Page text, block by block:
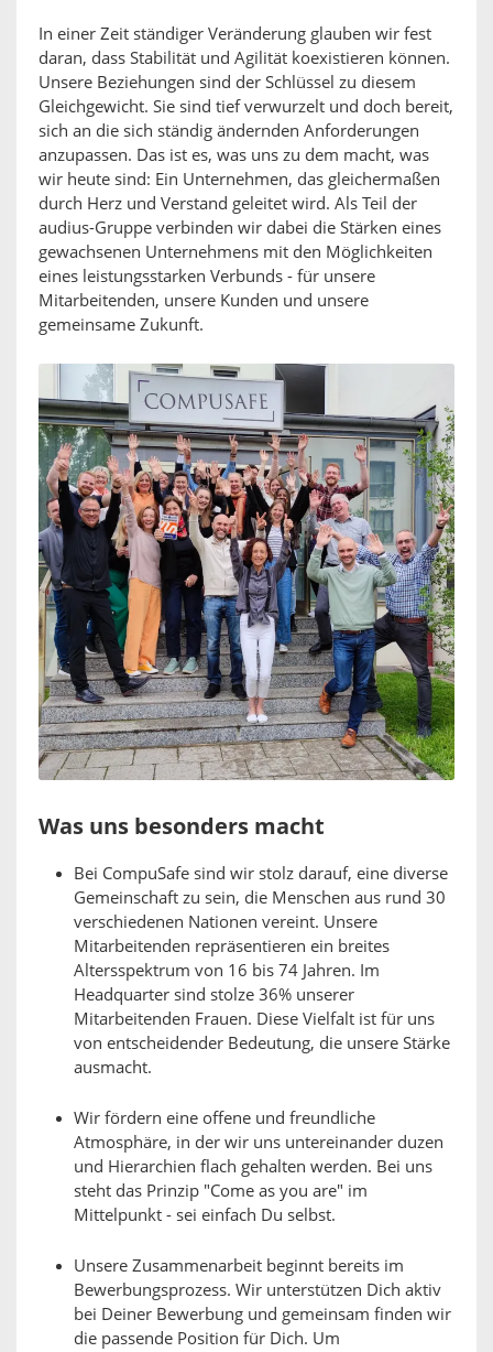
In einer Zeit ständiger Veränderung glauben wir fest
daran, dass Stabilität und Agilität koexistieren können.
Unsere Beziehungen sind der Schlüssel zu diesem
Gleichgewicht. Sie sind tief verwurzelt und doch bereit,
sich an die sich ständig ändernden Anforderungen
anzupassen. Das ist es, was uns zu dem macht, was
wir heute sind: Ein Unternehmen, das gleichermaßen
durch Herz und Verstand geleitet wird. Als Teil der
audius-Gruppe verbinden wir dabei die Stärken eines
gewachsenen Unternehmens mit den Möglichkeiten
eines leistungsstarken Verbunds - für unsere
Mitarbeitenden, unsere Kunden und unsere
gemeinsame Zukunft.
Was uns besonders macht
Bei CompuSafe sind wir stolz darauf, eine diverse
Gemeinschaft zu sein, die Menschen aus rund 30
verschiedenen Nationen vereint. Unsere
Mitarbeitenden repräsentieren ein breites
Altersspektrum von 16 bis 74 Jahren. Im
Headquarter sind stolze 36% unserer
Mitarbeitenden Frauen. Diese Vielfalt ist für uns
von entscheidender Bedeutung, die unsere Stärke
ausmacht.
Wir fördern eine offene und freundliche
Atmosphäre, in der wir uns untereinander duzen
und Hierarchien flach gehalten werden. Bei uns
steht das Prinzip "Come as you are" im
Mittelpunkt - sei einfach Du selbst.
Unsere Zusammenarbeit beginnt bereits im
Bewerbungsprozess. Wir unterstützen Dich aktiv
bei Deiner Bewerbung und gemeinsam finden wir
die passende Position für Dich. Um